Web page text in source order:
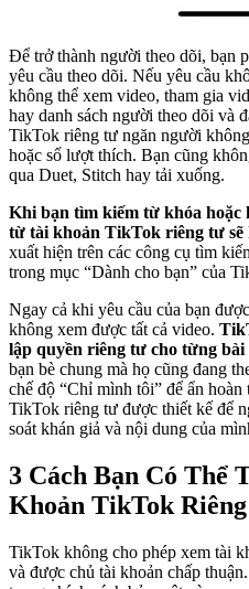
Để trở thành người theo dõi, bạn
yêu cầu theo dõi. Nếu yêu cầu
không thể xem video, tham gia
hay danh sách người theo dõi và
TikTok riêng tư ngăn người
hoặc số lượt thích. Bạn cũng
qua Duet, Stitch hay tải xuống.
Khi bạn tìm kiếm từ khóa
từ tài khoản TikTok riêng tư sẽ
xuất hiện trên các công cụ tìm
trong mục “Dành cho bạn” của
Ngay cả khi yêu cầu của bạn
không xem được tất cả video.
lập quyền riêng tư cho từng bài
bạn bè chung mà họ cũng đang
chế độ “Chỉ mình tôi” để ẩn
TikTok riêng tư được thiết kế để
soát khán giả và nội dung của
3 Cách Bạn Có Thể
Khoản TikTok
TikTok không cho phép xem tài
và được chủ tài khoản chấp